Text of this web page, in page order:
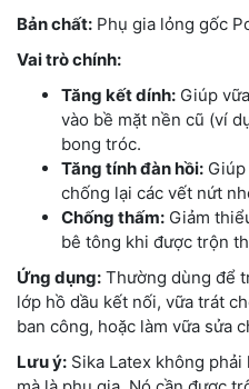
Bản chất: Phụ gia lỏng gốc
Vai trò chính:
Tăng kết dính: Giúp
vào bề mặt nền cũ (ví
bong tróc.
Tăng tính đàn hồi:
chống lại các vết nứt
Chống thấm: Giảm
bê tông khi được trộn
Ứng dụng: Thường dùng để
lớp hồ dầu kết nối, vữa trát
ban công, hoặc làm vữa sửa
Lưu ý: Sika Latex không